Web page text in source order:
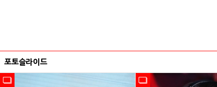
포토슬라이드